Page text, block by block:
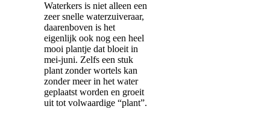
Waterkers is niet alleen een
zeer snelle waterzuiveraar,
daarenboven is het
eigenlijk ook nog een heel
mooi plantje dat bloeit in
mei-juni. Zelfs een stuk
plant zonder wortels kan
zonder meer in het water
geplaatst worden en groeit
uit tot volwaardige “plant”.